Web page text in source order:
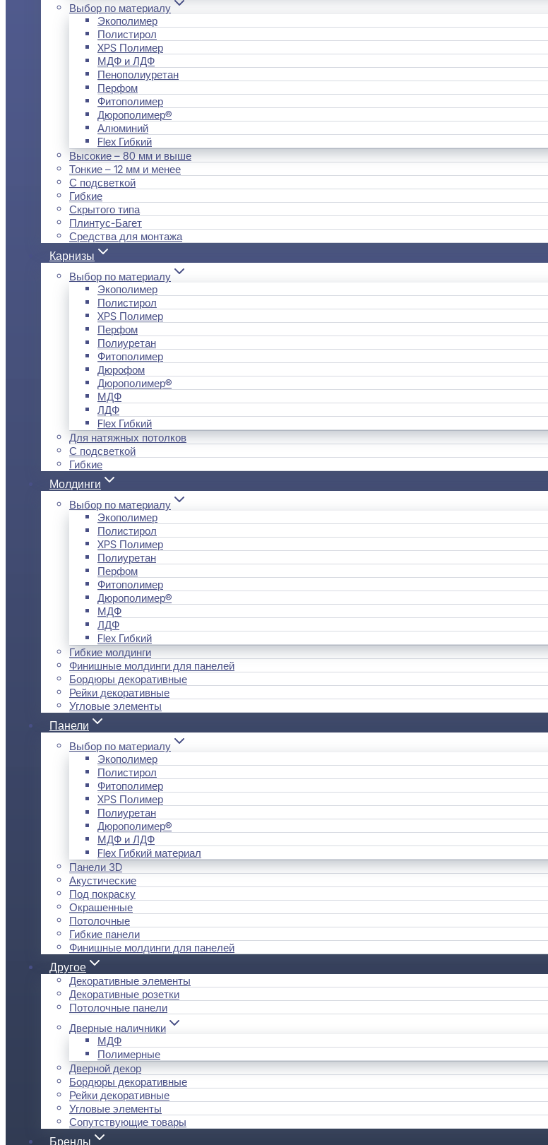
Выбор по материалу
Экополимер
Полистирол
XPS Полимер
МДФ и ЛДФ
Пенополиуретан
Перфом
Фитополимер
Дюрополимер®
Алюминий
Flex Гибкий
Высокие – 80 мм и выше
Тонкие – 12 мм и менее
С подсветкой
Гибкие
Скрытого типа
Плинтус-Багет
Средства для монтажа
Карнизы
Выбор по материалу
Экополимер
Полистирол
XPS Полимер
Перфом
Полиуретан
Фитополимер
Дюрофом
Дюрополимер®
МДФ
ЛДФ
Flex Гибкий
Для натяжных потолков
С подсветкой
Гибкие
Молдинги
Выбор по материалу
Экополимер
Полистирол
XPS Полимер
Полиуретан
Перфом
Фитополимер
Дюрополимер®
МДФ
ЛДФ
Flex Гибкий
Гибкие молдинги
Финишные молдинги для панелей
Бордюры декоративные
Рейки декоративные
Угловые элементы
Панели
Выбор по материалу
Экополимер
Полистирол
Фитополимер
XPS Полимер
Полиуретан
Дюрополимер®
МДФ и ЛДФ
Flex Гибкий материал
Панели 3D
Акустические
Под покраску
Окрашенные
Потолочные
Гибкие панели
Финишные молдинги для панелей
Другое
Декоративные элементы
Декоративные розетки
Потолочные панели
Дверные наличники
МДФ
Полимерные
Дверной декор
Бордюры декоративные
Рейки декоративные
Угловые элементы
Сопутствующие товары
Бренды